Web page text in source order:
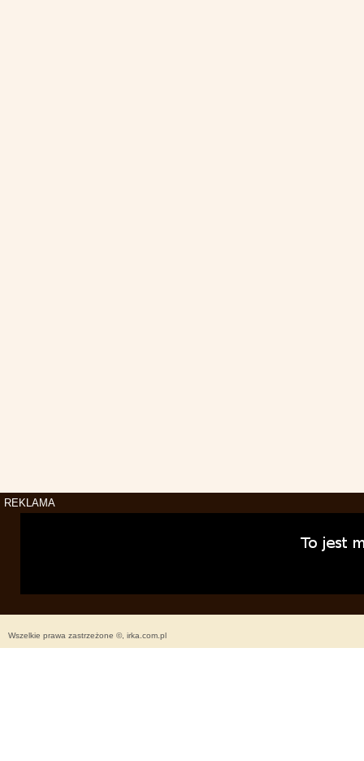
REKLAMA
Wszelkie prawa zastrzeżone ©, irka.com.pl